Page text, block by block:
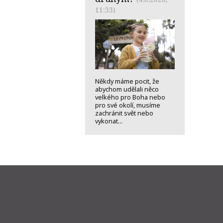
11:33)
Někdy máme pocit, že
abychom udělali něco
velkého pro Boha nebo
pro své okolí, musíme
zachránit svět nebo
vykonat...